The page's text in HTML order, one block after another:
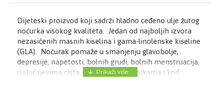
Dijeteski proizvod koji sadrži hladno ceđeno ulje žutog
noćurka visokog kvaliteta. Jedan od najboljih izvora
nezasićenih masnih kiselina i gama-linolenske kiseline
(GLA). Noćurak pomaže u smanjenju glavobolje,
depresije, napetosti, bolnih grudi, bolnih menstruacija,
u slučajevima cista na jajnicima ili dojkama i kod